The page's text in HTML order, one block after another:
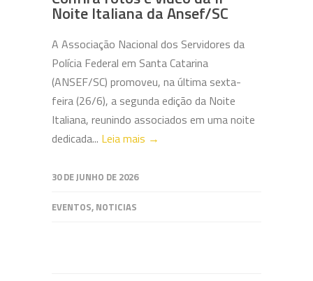
Noite Italiana da Ansef/SC
A Associação Nacional dos Servidores da
Polícia Federal em Santa Catarina
(ANSEF/SC) promoveu, na última sexta-
feira (26/6), a segunda edição da Noite
Italiana, reunindo associados em uma noite
dedicada... Leia mais →
30 DE JUNHO DE 2026
EVENTOS, NOTICIAS